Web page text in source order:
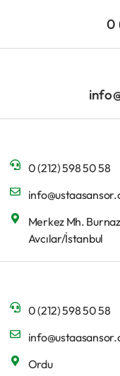
0
0 (212) 598 50 58
Merkez Mh.
Avcılar/İstanbul
0 (212) 598 50 58
Ordu